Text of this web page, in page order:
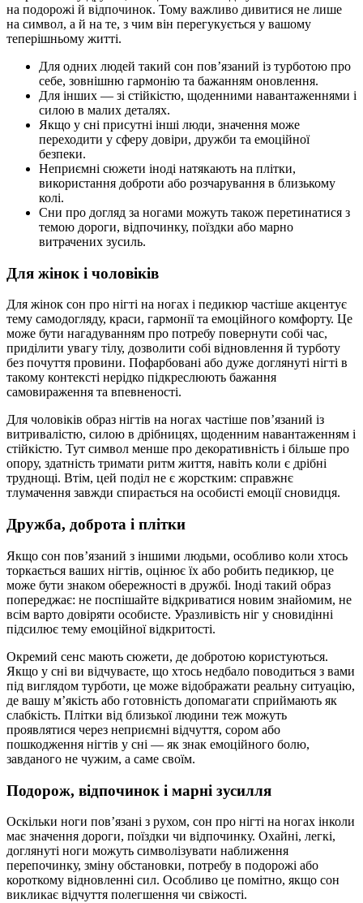
на подорожі й відпочинок. Тому важливо дивитися не лише
на символ, а й на те, з чим він перегукується у вашому
теперішньому житті.
Для одних людей такий сон пов’язаний із турботою про
себе, зовнішню гармонію та бажанням оновлення.
Для інших — зі стійкістю, щоденними навантаженнями і
силою в малих деталях.
Якщо у сні присутні інші люди, значення може
переходити у сферу довіри, дружби та емоційної
безпеки.
Неприємні сюжети іноді натякають на плітки,
використання доброти або розчарування в близькому
колі.
Сни про догляд за ногами можуть також перетинатися з
темою дороги, відпочинку, поїздки або марно
витрачених зусиль.
Для жінок і чоловіків
Для жінок сон про нігті на ногах і педикюр частіше акцентує
тему самодогляду, краси, гармонії та емоційного комфорту. Це
може бути нагадуванням про потребу повернути собі час,
приділити увагу тілу, дозволити собі відновлення й турботу
без почуття провини. Пофарбовані або дуже доглянуті нігті в
такому контексті нерідко підкреслюють бажання
самовираження та впевненості.
Для чоловіків образ нігтів на ногах частіше пов’язаний із
витривалістю, силою в дрібницях, щоденним навантаженням і
стійкістю. Тут символ менше про декоративність і більше про
опору, здатність тримати ритм життя, навіть коли є дрібні
труднощі. Втім, цей поділ не є жорстким: справжнє
тлумачення завжди спирається на особисті емоції сновидця.
Дружба, доброта і плітки
Якщо сон пов’язаний з іншими людьми, особливо коли хтось
торкається ваших нігтів, оцінює їх або робить педикюр, це
може бути знаком обережності в дружбі. Іноді такий образ
попереджає: не поспішайте відкриватися новим знайомим, не
всім варто довіряти особисте. Уразливість ніг у сновидінні
підсилює тему емоційної відкритості.
Окремий сенс мають сюжети, де добротою користуються.
Якщо у сні ви відчуваєте, що хтось недбало поводиться з вами
під виглядом турботи, це може відображати реальну ситуацію,
де вашу м’якість або готовність допомагати сприймають як
слабкість. Плітки від близької людини теж можуть
проявлятися через неприємні відчуття, сором або
пошкодження нігтів у сні — як знак емоційного болю,
завданого не чужим, а саме своїм.
Подорож, відпочинок і марні зусилля
Оскільки ноги пов’язані з рухом, сон про нігті на ногах інколи
має значення дороги, поїздки чи відпочинку. Охайні, легкі,
доглянуті ноги можуть символізувати наближення
перепочинку, зміну обстановки, потребу в подорожі або
короткому відновленні сил. Особливо це помітно, якщо сон
викликає відчуття полегшення чи свіжості.